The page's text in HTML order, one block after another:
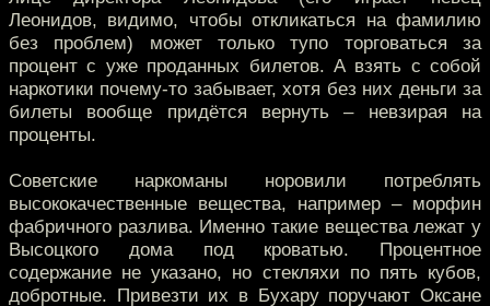
Леонидов, видимо, чтобы откликаться на фамилию
без проблем) может только тупо торговаться за
процент с уже проданных билетов. А взять с собой
наркотики почему-то забывает, хотя без них деньги за
билеты вообще придётся вернуть – невзирая на
проценты.
Советские наркоманы норовили потреблять
высококачественные вещества, например – морфин
фабричного разлива. Именно такие вещества лежат у
Высоцкого дома под кроватью. Процентное
содержание не указано, но стекляхи по пять кубов,
добротные. Привезти их в Бухару поручают Оксане